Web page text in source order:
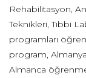
Rehabilitasyon,
Teknikleri, Tıbbi
programları
program,
Almanca